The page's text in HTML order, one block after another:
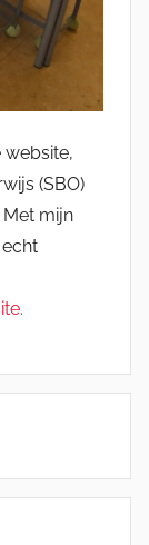
website,
(SBO)
mijn